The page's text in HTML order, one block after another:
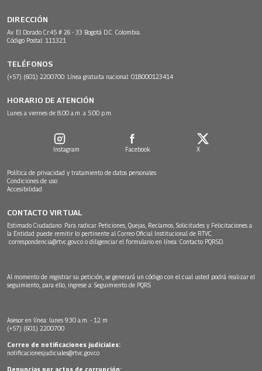
DIRECCIÓN
Av. El Dorado Cr.45 # 26 - 33 Bogotá D.C. Colombia.
Código Postal: 111321
TELÉFONOS
(+57) (601) 2200700. Línea gratuita nacional: 018000123414
HORARIO DE ATENCIÓN
Lunes a viernes de 8:00 a.m. a 5:00 p.m.
Instagram Facebook X
Política de privacidad y tratamiento de datos personales
Condiciones de uso
Accesibilidad
CONTACTO VIRTUAL
Estimado Ciudadano: Para radicar Peticiones, Quejas, Reclamos, Solicitudes y Felicitaciones a
la Entidad puede remitir lo pertinente al Correo Oficial Institucional de RTVC
correspondencia@rtvc.gov.co o diligenciar el formulario en línea: Contacto PQRSD.
Al momento de registrar su petición, se generará un código con el cual usted podrá realizar el
seguimiento, para ello, ingrese a: Seguimiento de PQRS
Asesor en línea: lunes 9:30 a.m. - 12 m
(+57) (601) 2200700
Correo de notificaciones judiciales:
notificacionesjudiciales@rtvc.gov.co
Denuncias por actos de corrupción: